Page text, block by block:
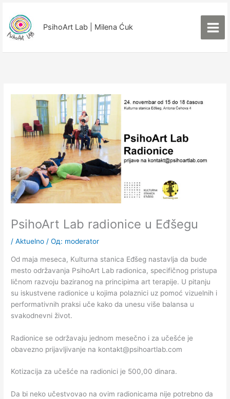
садржај
PsihoArt Lab | Milena Ćuk
PsihoArt Lab radionice u Eđšegu
/Aktuelno / Од: moderator
Od maja meseca, Kulturna stanica Eđšeg nastavlja da bude
mesto održavanja PsihoArt Lab radionica, specifičnog pristupa
ličnom razvoju baziranog na principima art terapije. U pitanju
su iskustvene radionice u kojima polaznici uz pomoć vizuelnih i
performativnih praksi uče kako da unesu više balansa u
svakodnevni život.
Radionice se održavaju jednom mesečno i za učešće je
obavezno prijavljivanje na kontakt@psihoartlab.com
Kotizacija za učešće na radionici je 500,00 dinara.
Da bi neko učestvovao na ovim radionicama nije potrebno da